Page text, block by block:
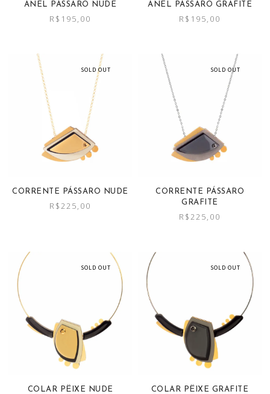
ANEL PÁSSARO NUDE
R$ 195,00
ANEL PÁSSARO GRAFITE
R$ 195,00
SOLD OUT
CORRENTE PÁSSARO NUDE
R$225,00
SOLD OUT
CORRENTE PÁSSARO
GRAFITE
R$225,00
SOLD OUT
COLAR PËIXE NUDE
SOLD OUT
COLAR PËIXE GRAFITE